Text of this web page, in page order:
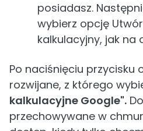
posiadasz.
wybierz opcję
kalkulacyjny, jak na
Po naciśnięciu przycisku
rozwijane, z którego
kalkulacyjne Google".
przechowywane w